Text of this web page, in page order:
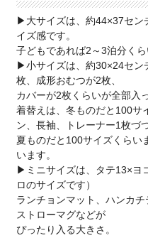
▶大サイズは、約44×37セン
イズ感です。
子どもであれば2～3泊分くら
▶小サイズは、約30×24セン
枚、成形おむつが2枚、
カバーが2枚くらいが全部入
着替えは、冬ものだと100サ
ン、長袖、トレーナー1枚づつ
夏ものだと100サイズくらい
います。
▶ミニサイズは、タテ13×ヨ
ロのサイズです）
ランチョンマット、ハンカチ
ストローマグなどが
ぴったり入る大きさ。